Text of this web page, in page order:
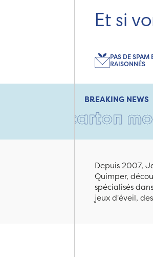
Et si
PAS DE SPAM
RAISONNÉS
BREAKING NEWS
moche
Depuis 2007,
Quimper,
spécialisés
jeux d'éveil,